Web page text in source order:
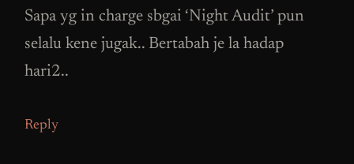
Sapa yg in charge sbgai ‘Night Audit’ pun
selalu kene jugak.. Bertabah je la hadap
hari2..
Reply